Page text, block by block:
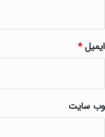
ایمیل*
وب‌ سایت